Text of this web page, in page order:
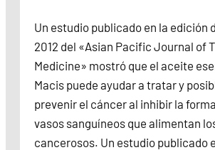
Un estudio publicado en la edición
2012 del «Asian Pacific Journal of
Medicine» mostró que el aceite
Macis puede ayudar a tratar y
prevenir el cáncer al inhibir la
vasos sanguíneos que alimentan
cancerosos. Un estudio publicado